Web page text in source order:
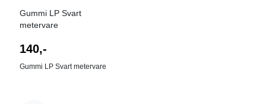
Gummi LP Svart
metervare
140,-
Gummi LP Svart metervare